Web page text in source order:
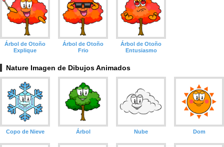
Árbol de Otoño
Explique
Árbol de Otoño
Frio
Árbol de Otoño
Entusiasmo
Nature Imagen de Dibujos Animados
Copo de Nieve Árbol Nube Dom